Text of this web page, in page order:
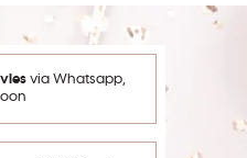
via Whatsapp,